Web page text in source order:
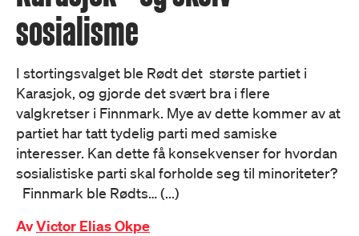
sosialisme
I stortingsvalget ble Rødt det største partiet i
Karasjok, og gjorde det svært bra i flere
valgkretser i Finnmark. Mye av dette kommer av at
partiet har tatt tydelig parti med samiske
interesser. Kan dette få konsekvenser for hvordan
sosialistiske parti skal forholde seg til minoriteter?
Finnmark ble Rødts… (...)
AvVictor Elias Okpe